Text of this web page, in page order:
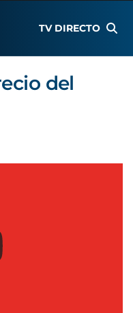
TV DIRECTO
del